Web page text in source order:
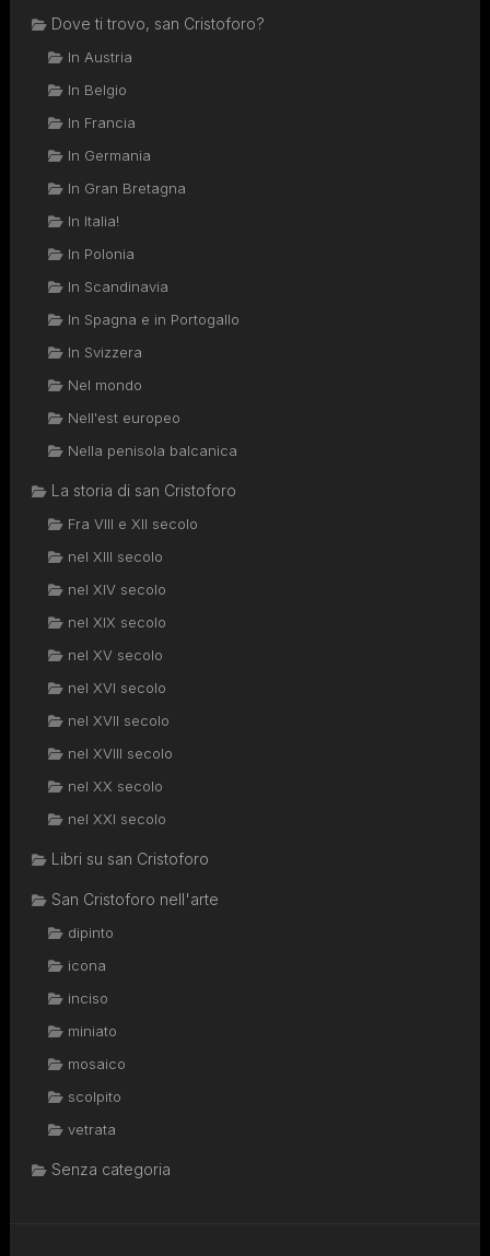
Dove ti trovo, san Cristoforo?
In Austria
In Belgio
In Francia
In Germania
In Gran Bretagna
In Italia!
In Polonia
In Scandinavia
In Spagna e in Portogallo
In Svizzera
Nel mondo
Nell'est europeo
Nella penisola balcanica
La storia di san Cristoforo
Fra VIII e XII secolo
nel XIII secolo
nel XIV secolo
nel XIX secolo
nel XV secolo
nel XVI secolo
nel XVII secolo
nel XVIII secolo
nel XX secolo
nel XXI secolo
Libri su san Cristoforo
San Cristoforo nell'arte
dipinto
icona
inciso
miniato
mosaico
scolpito
vetrata
Senza categoria